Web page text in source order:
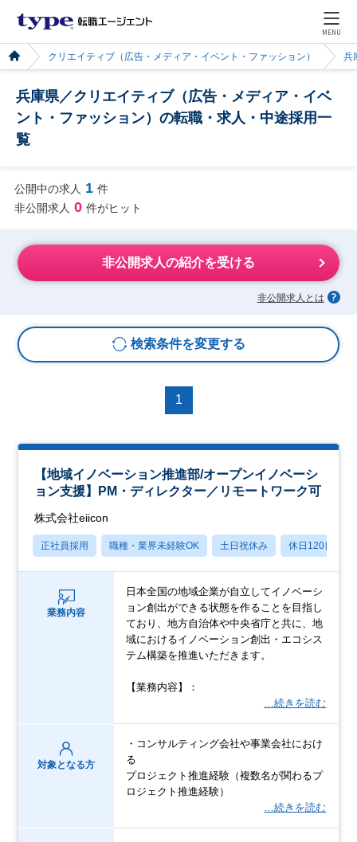
MENU
クリエイティブ（広告・メディア・イベント・ファッション） 兵
兵庫県／クリエイティブ（広告・メディア・イベ
ント・ファッション）の転職・求人・中途採用一
覧
公開中の求人 1 件
非公開求人 0 件がヒット
非公開求人の紹介を受ける
非公開求人とは
検索条件を変更する
1
【地域イノベーション推進部/オープンイノベーシ
ョン支援】PM・ディレクター／リモートワーク可
株式会社eiicon
正社員採用 職種・業界未経験OK 土日祝休み 休日120日以上
業務内容
日本全国の地域企業が自立してイノベーシ
ョン創出ができる状態を作ることを目指し
ており、地方自治体や中央省庁と共に、地
域におけるイノベーション創出・エコシス
テム構築を推進いただきます。
【業務内容】：
…続きを読む
対象となる方
・コンサルティング会社や事業会社におけ
る
プロジェクト推進経験（複数名が関わるプ
ロジェクト推進経験）
…続きを読む